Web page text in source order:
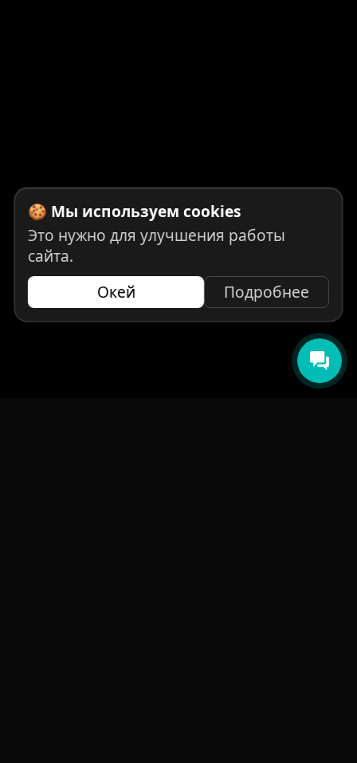
🍪 Мы используем cookies
Это нужно для улучшения работы
сайта.
Окей Подробнее